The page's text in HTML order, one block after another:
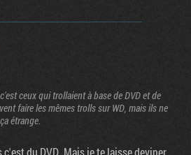
ceux qui trollaient à base de DVD et de
faire les mêmes trolls sur WD, mais ils ne
étrange.
c'est du DVD. Mais je te laisse deviner